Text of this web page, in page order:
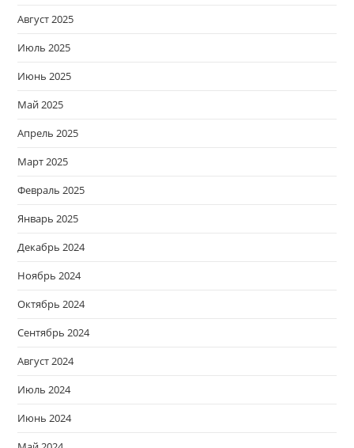
Август 2025
Июль 2025
Июнь 2025
Май 2025
Апрель 2025
Март 2025
Февраль 2025
Январь 2025
Декабрь 2024
Ноябрь 2024
Октябрь 2024
Сентябрь 2024
Август 2024
Июль 2024
Июнь 2024